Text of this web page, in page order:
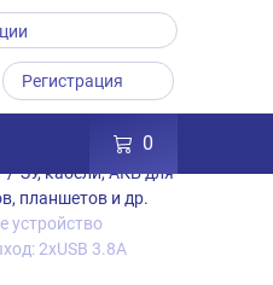
Регистрация
0
Аксессуары
/
/ ЗУ, кабели, АКБ для
планшетов и др.
устройство
2хUSB 3.8А